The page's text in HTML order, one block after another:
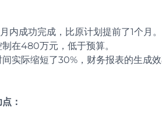
内成功完成，比原计划提前了1个月。
在480万元，低于预算。
实际缩短了30%，财务报表的生成
：